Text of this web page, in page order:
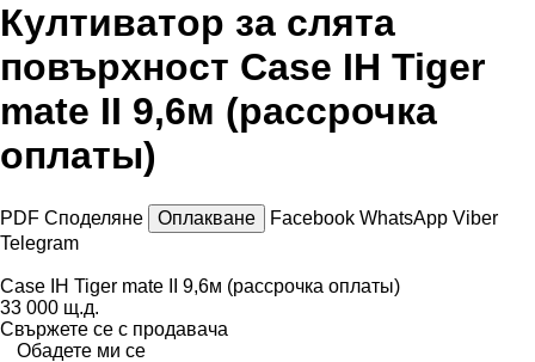
Култиватор за слята
повърхност Case IH Tiger
mate II 9,6м (рассрочка
оплаты)
PDF Споделяне Оплакване Facebook WhatsApp Viber
Telegram
Case IH Tiger mate II 9,6м (рассрочка оплаты)
33 000 щ.д.
Свържете се с продавача
Обадете ми се